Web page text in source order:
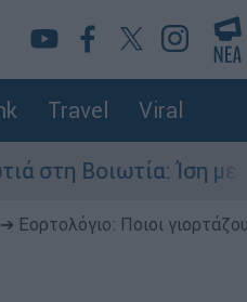
Travel Viral
Ίση με έξι
➔ Εορτολόγιο: Ποιοι